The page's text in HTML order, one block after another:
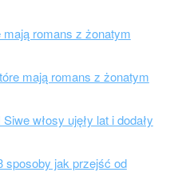
romans z żonatym
mają romans z żonatym
włosy ujęły lat i dodały
sposoby jak przejść od